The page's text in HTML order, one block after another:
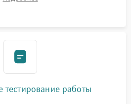
рабочего давления в системе.
тестирование работы